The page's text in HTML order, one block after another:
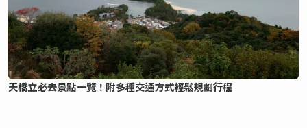
天橋立必去景點一覽！附多種交通方式輕鬆規劃行程